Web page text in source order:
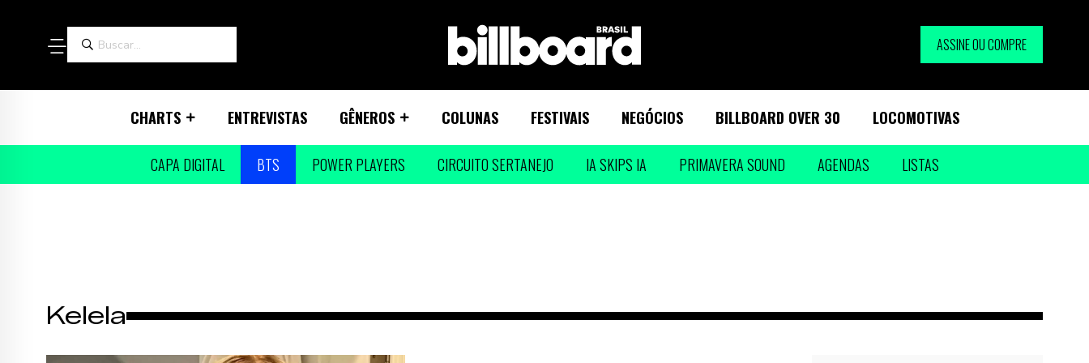
ASSINE OU COMPRE
CHARTS ENTREVISTAS GÊNEROS COLUNAS FESTIVAIS NEGÓCIOS BILLBOARD OVER 30 LOCOMOTIVAS
CAPA DIGITAL BTS POWER PLAYERS CIRCUITO SERTANEJO IA SKIPS IA PRIMAVERA SOUND AGENDAS LISTAS
Kelela